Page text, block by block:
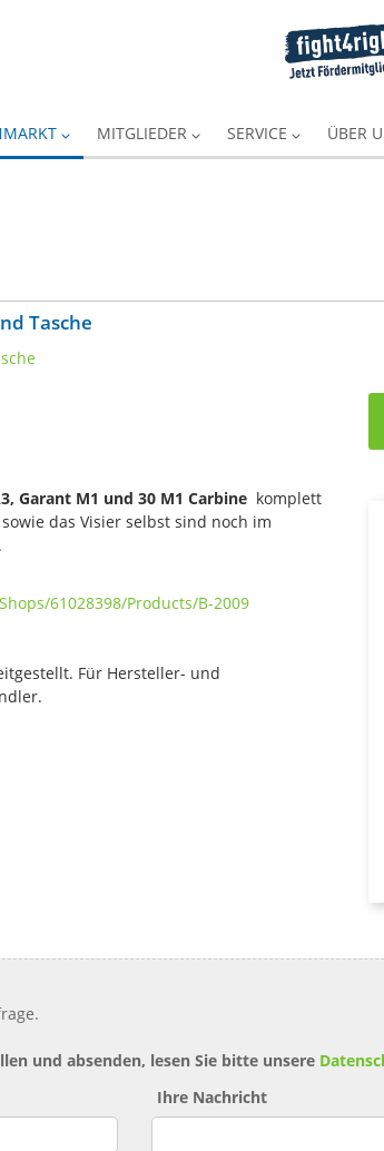
MITGLIEDER SERVICE ÜBER
Tasche
Garant M1 und 30 M1 Carbine komplett
das Visier selbst sind noch im
61028398/Products/B-2009
Für Hersteller- und
und absenden, lesen Sie bitte unsere
Ihre Nachricht